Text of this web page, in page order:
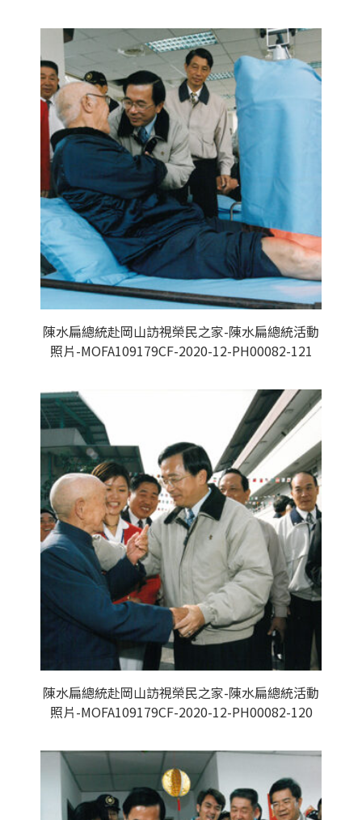
陳水扁總統赴岡山訪視榮民之家-陳水扁總統活動
照片-MOFA109179CF-2020-12-PH00082-121
陳水扁總統赴岡山訪視榮民之家-陳水扁總統活動
照片-MOFA109179CF-2020-12-PH00082-120